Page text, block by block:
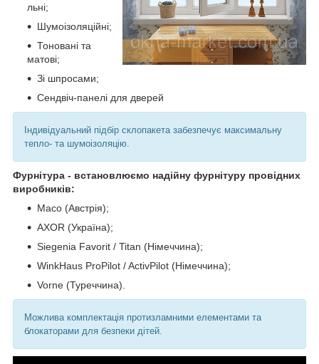
льні;
Шумоізоляційні;
Тоновані та
матові;
Зі шпросами;
Сендвіч-панелі для дверей
Індивідуальний підбір склопакета забезпечує максимальну
тепло- та шумоізоляцію.
Фурнітура - встановлюємо надійну фурнітуру провідних
виробників:
Maco (Австрія);
AXOR (Україна);
Siegenia Favorit / Titan (Німеччина);
WinkHaus ProPilot / ActivPilot (Німеччина);
Vorne (Туреччина).
Можлива комплектація протизламними елементами та
блокаторами для безпеки дітей.